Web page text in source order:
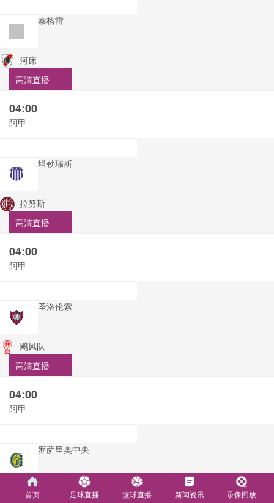
泰格雷
河床
高清直播
04:00
阿甲
塔勒瑞斯
拉努斯
高清直播
04:00
阿甲
圣洛伦索
飓风队
高清直播
04:00
阿甲
罗萨里奥中央
阿尔多斯维
首页 足球直播 篮球直播 新闻资讯 录像回放